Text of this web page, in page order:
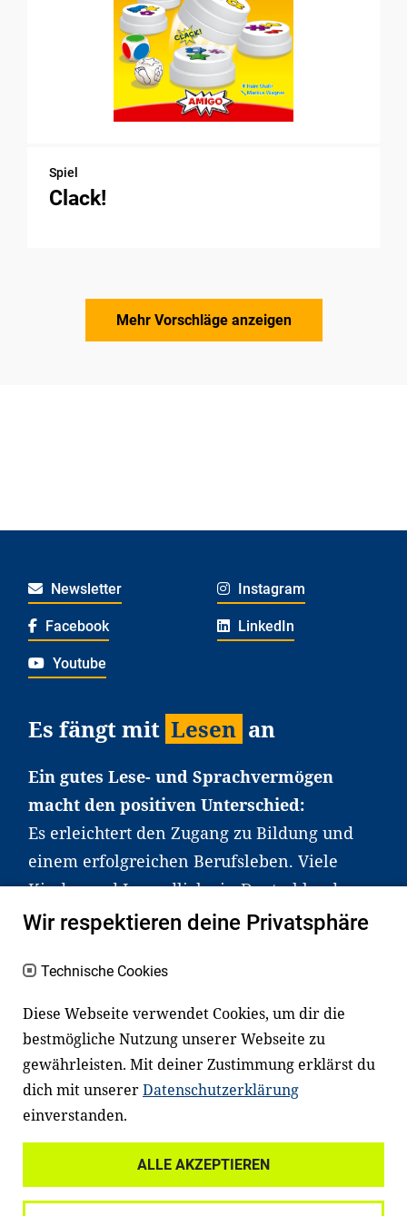
Spiel
Clack!
Mehr Vorschläge anzeigen
Newsletter Instagram
Facebook LinkedIn
Youtube
Es fängt mit Lesen an
Ein gutes Lese- und Sprachvermögen
macht den positiven Unterschied:
Es erleichtert den Zugang zu Bildung und
einem erfolgreichen Berufsleben. Viele
Kinder und Jugendliche in Deutschland
haben aber große Schwierigkeiten dabei.
an Familien sowie an Erzieher*innen,
Lehrer*innen und andere
Fachexpert*innen. Dafür arbeiten wir eng
mit Ministerien, wissenschaftlichen
Einrichtungen, Verbänden, Unternehmen
und anderen Stiftungen zusammen.
Wir respektieren deine Privatsphäre
Technische Cookies
Diese Webseite verwendet Cookies, um dir die
bestmögliche Nutzung unserer Webseite zu
gewährleisten. Mit deiner Zustimmung erklärst du
dich mit unsererDatenschutzerklärung
einverstanden.
ALLE AKZEPTIEREN